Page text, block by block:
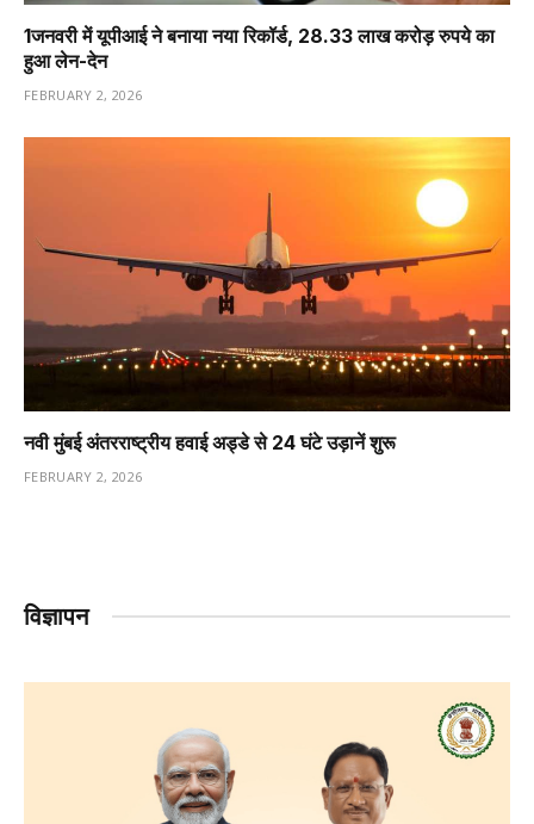
1️जनवरी में यूपीआई ने बनाया नया रिकॉर्ड, 28.33 लाख करोड़ रुपये का
हुआ लेन-देन
FEBRUARY 2, 2026
नवी मुंबई अंतरराष्ट्रीय हवाई अड्डे से 24 घंटे उड़ानें शुरू
FEBRUARY 2, 2026
विज्ञापन